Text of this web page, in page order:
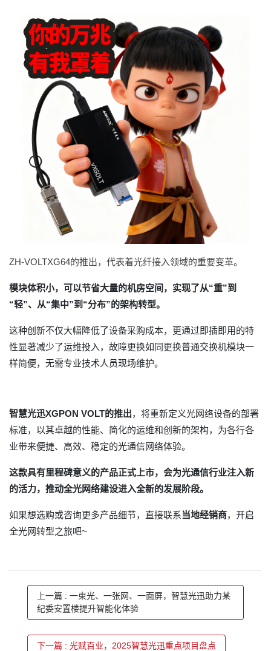
ZH-VOLTXG64的推出，代表着光纤接入领域的重要变革。
模块体积小，可以节省大量的机房空间，实现了从“重”到
“轻”、从“集中”到“分布”的架构转型。
这种创新不仅大幅降低了设备采购成本，更通过即插即用的特
性显著减少了运维投入，故障更换如同更换普通交换机模块一
样简便，无需专业技术人员现场维护。
智慧光迅XGPON VOLT的推出，将重新定义光网络设备的部署
标准，以其卓越的性能、简化的运维和创新的架构，为各行各
业带来便捷、高效、稳定的光通信网络体验。
这款具有里程碑意义的产品正式上市，会为光通信行业注入新
的活力，推动全光网络建设进入全新的发展阶段。
如果想选购或咨询更多产品细节，直接联系当地经销商，开启
全光网转型之旅吧~
上一篇 : 一束光、一张网、一面屏，智慧光迅助力某
纪委安置楼提升智能化体验
下一篇 : 光赋百业，2025智慧光迅重点项目盘点